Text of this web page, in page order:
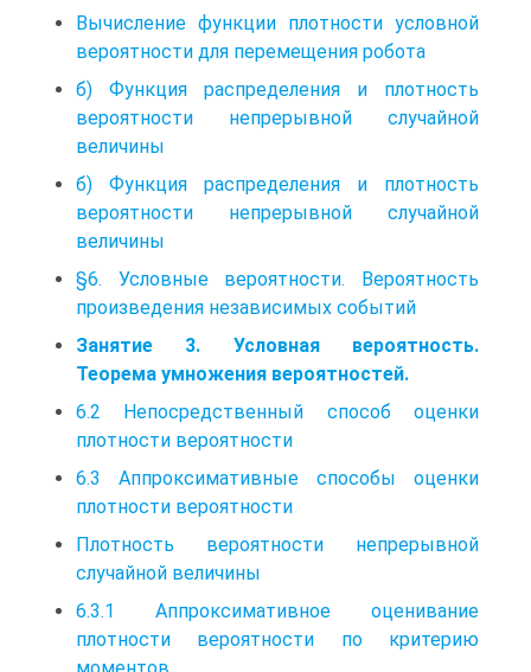
Вычисление функции плотности условной
вероятности для перемещения робота
б) Функция распределения и плотность
вероятности непрерывной случайной
величины
б) Функция распределения и плотность
вероятности непрерывной случайной
величины
§6. Условные вероятности. Вероятность
произведения независимых событий
Занятие 3. Условная вероятность.
Теорема умножения вероятностей.
6.2 Непосредственный способ оценки
плотности вероятности
6.3 Аппроксимативные способы оценки
плотности вероятности
Плотность вероятности непрерывной
случайной величины
6.3.1 Аппроксимативное оценивание
плотности вероятности по критерию